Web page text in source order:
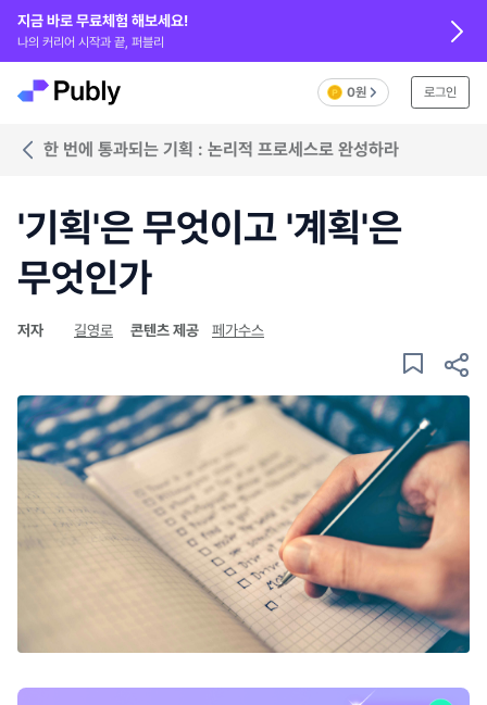
지금 바로 무료체험 해보세요!
나의 커리어 시작과 끝, 퍼블리
0원 로그인
한 번에 통과되는 기획 : 논리적 프로세스로 완성하라
'기획'은 무엇이고 '계획'은
무엇인가
저자 길영로 콘텐츠 제공 페가수스